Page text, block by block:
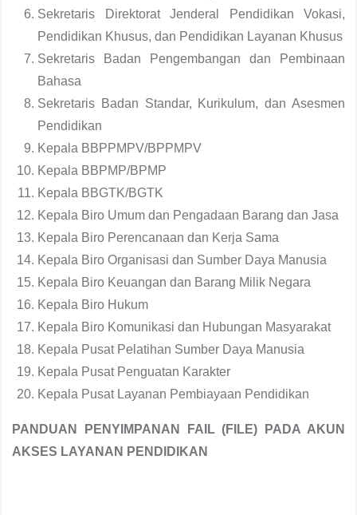
Sekretaris Direktorat Jenderal Pendidikan Vokasi,
Pendidikan Khusus, dan Pendidikan Layanan Khusus
Sekretaris Badan Pengembangan dan Pembinaan
Bahasa
Sekretaris Badan Standar, Kurikulum, dan Asesmen
Pendidikan
Kepala BBPPMPV/BPPMPV
Kepala BBPMP/BPMP
Kepala BBGTK/BGTK
Kepala Biro Umum dan Pengadaan Barang dan Jasa
Kepala Biro Perencanaan dan Kerja Sama
Kepala Biro Organisasi dan Sumber Daya Manusia
Kepala Biro Keuangan dan Barang Milik Negara
Kepala Biro Hukum
Kepala Biro Komunikasi dan Hubungan Masyarakat
Kepala Pusat Pelatihan Sumber Daya Manusia
Kepala Pusat Penguatan Karakter
Kepala Pusat Layanan Pembiayaan Pendidikan
PANDUAN PENYIMPANAN FAIL (FILE) PADA AKUN
AKSES LAYANAN PENDIDIKAN